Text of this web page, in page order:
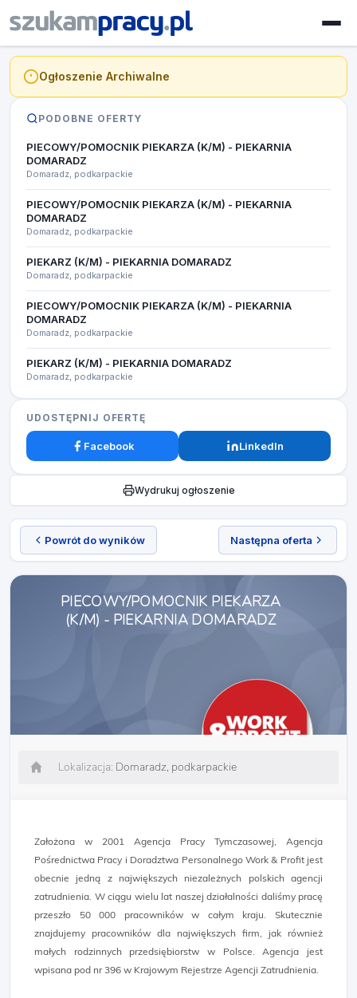
Powrót do wyników Następna oferta
PIECOWY/POMOCNIK PIEKARZA
(K/M) - PIEKARNIA DOMARADZ
Lokalizacja: Domaradz, podkarpackie
Założona w 2001 Agencja Pracy Tymczasowej, Agencja
Pośrednictwa Pracy i Doradztwa Personalnego Work & Profit jest
obecnie jedną z największych niezależnych polskich agencji
zatrudnienia. W ciągu wielu lat naszej działalności daliśmy pracę
przeszło 50 000 pracowników w całym kraju. Skutecznie
znajdujemy pracowników dla największych firm, jak również
małych rodzinnych przedsiębiorstw w Polsce. Agencja jest
wpisana pod nr 396 w Krajowym Rejestrze Agencji Zatrudnienia.
Ogłoszenie Archiwalne
PODOBNE OFERTY
PIECOWY/POMOCNIK PIEKARZA (K/M) - PIEKARNIA
DOMARADZ
Domaradz, podkarpackie
PIECOWY/POMOCNIK PIEKARZA (K/M) - PIEKARNIA
DOMARADZ
Domaradz, podkarpackie
PIEKARZ (K/M) - PIEKARNIA DOMARADZ ​
Domaradz, podkarpackie
PIECOWY/POMOCNIK PIEKARZA (K/M) - PIEKARNIA
DOMARADZ
Domaradz, podkarpackie
PIEKARZ (K/M) - PIEKARNIA DOMARADZ ​
Domaradz, podkarpackie
UDOSTĘPNIJ OFERTĘ
Facebook LinkedIn
Wydrukuj ogłoszenie